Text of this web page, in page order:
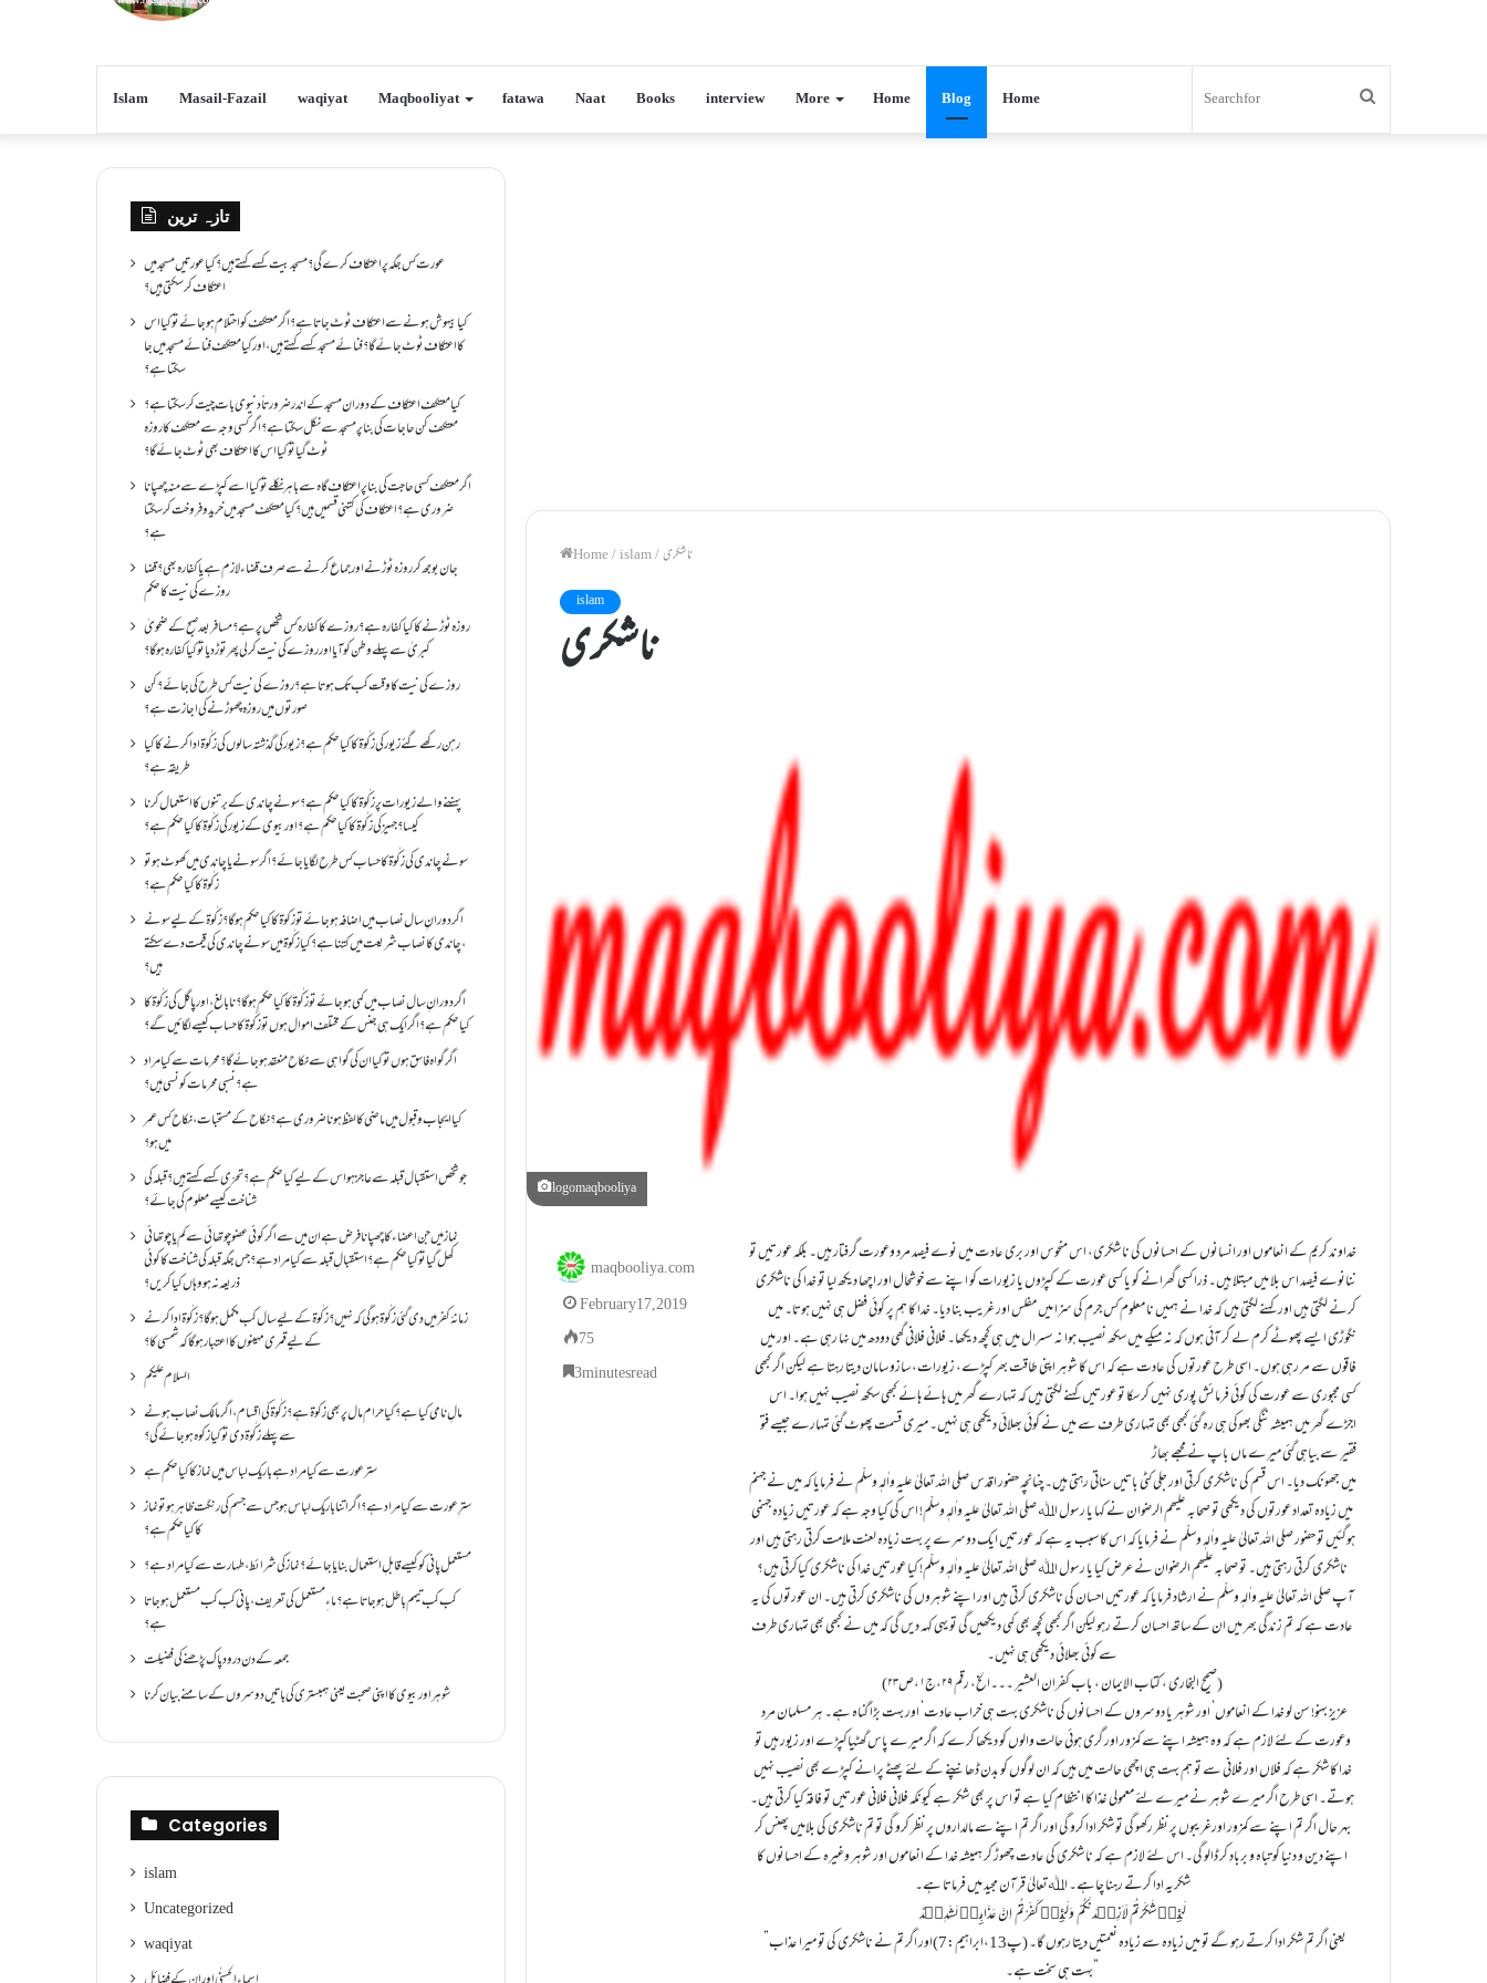
Islam Masail-Fazail waqiyat Maqbooliyat fatawa Naat Books interview More Home Blog Home
Home/islam/ناشکری
islam
ناشکری
logomaqbooliya
خداوند کریم کے انعاموں اور انسانوں کے احسانوں کی نا شکری، اس منحوس اور بری عادت میں نوے فیصد مرد وعورت گرفتار ہیں۔ بلکہ عورتیں تو
ننانوے فیصد اس بلا میں مبتلا ہیں۔ ذرا کسی گھرانے کو یا کسی عورت کے کپڑوں یا زیورات کو اپنے سے خوشحال اور اچھا دیکھ لیا تو خدا کی ناشکری
کرنے لگتی ہیں اور کہنے لگتی ہیں کہ خدا نے ہمیں نا معلوم کس جرم کی سزا میں مفلس اور غریب بنا دیا۔ خدا کا ہم پر کوئی فضل ہی نہیں ہوتا۔ میں
نگوڑی ایسے پھوٹے کرم لے کر آئی ہوں کہ نہ میکے میں سکھ نصیب ہوا نہ سسرال میں ہی کچھ دیکھا۔ فلانی فلانی گھی دودھ میں نہا رہی ہے۔ اور میں
فاقوں سے مر رہی ہوں۔ اسی طرح عورتوں کی عادت ہے کہ اس کا شوہر اپنی طاقت بھر کپڑے، زیورات، سازو سامان دیتا رہتا ہے لیکن اگر کبھی
کسی مجبوری سے عورت کی کوئی فرمائش پوری نہیں کر سکا تو عورتیں کہنے لگتی ہیں کہ تمہارے گھر میں ہائے ہائے کبھی سکھ نصیب نہیں ہوا۔ اس
اجڑے گھر میں ہمیشہ ننگی بھوکی ہی رہ گئی کبھی بھی تمہاری طرف سے میں نے کوئی بھلائی دیکھی ہی نہیں۔ میری قسمت پھوٹ گئی تمہارے جیسے فتو
فقیر سے بیاہی گئی میرے ماں باپ نے مجھے بھاڑ
میں جھونک دیا۔ اس قسم کی ناشکری کرتی اور جلی کٹی باتیں سناتی رہتی ہیں۔ چنانچہ حضور اقدس صلی اللہ تعالیٰ علیہ واٰلہٖ وسلّم نے فرمایا کہ میں نے جہنم
میں زیادہ تعداد عورتوں کی دیکھی تو صحابہ علیھم الرضوان نے کہا یا رسول اﷲ صلی اللہ تعالیٰ علیہ واٰلہٖ وسلّم! اس کی کیا وجہ ہے کہ عورتیں زیادہ جہنمی
ہوگئیں تو حضور صلی اللہ تعالیٰ علیہ واٰلہٖ وسلّم نے فرمایا کہ اس کا سبب یہ ہے کہ عورتیں ایک دوسرے پر بہت زیادہ لعنت ملامت کرتی رہتی ہیں اور
ناشکری کرتی رہتی ہیں۔ تو صحابہ علیھم الرضوان نے عرض کیا یا رسول اﷲ صلی اللہ تعالیٰ علیہ واٰلہٖ وسلّم! کیا عورتیں خدا کی ناشکری کیاکرتی ہیں؟
آپ صلی اللہ تعالیٰ علیہ واٰلہٖ وسلّم نے ارشاد فرمایا کہ عورتیں احسان کی ناشکری کرتی ہیں اور اپنے شوہروں کی ناشکری کرتی ہیں۔ ان عورتوں کی یہ
عادت ہے کہ تم زندگی بھر میں ان کے ساتھ احسان کرتے رہو لیکن اگر کبھی کچھ بھی کمی دیکھیں گی تو یہی کہہ دیں گی کہ میں نے کبھی بھی تمہاری طرف
سے کوئی بھلائی دیکھی ہی نہیں۔
(صحیح البخاری ، کتاب الایمان ، باب کفران العشیر ۔۔۔الخ، رقم ۲۹،ج۱،ص۲۳)
عزیز بہنو! سن لو خدا کے انعاموں’ اور شوہر یا دوسروں کے احسانوں کی ناشکری بہت ہی خراب عادت’ اور بہت بڑا گناہ ہے۔ ہر مسلمان مرد
وعورت کے لئے لازم ہے کہ وہ ہمیشہ اپنے سے کمزور اور گری ہوئی حالت والوں کو دیکھا کرے کہ اگر میرے پاس گھٹیاکپڑے اور زیور ہیں تو
خدا کا شکر ہے کہ فلاں اور فلانی سے تو ہم بہت ہی اچھی حالت میں ہیں کہ ان لوگوں کو بدن ڈھانپنے کے لئے پھٹے پرانے کپڑے بھی نصیب نہیں
ہوتے۔ اسی طرح اگر میرے شوہر نے میرے لئے معمولی غذا کا انتظام کیا ہے تو اس پر بھی شکر ہے کیونکہ فلانی فلانی عورتیں تو فاقہ کیا کرتی ہیں۔
بہر حال اگر تم اپنے سے کمزور اورغریبوں پر نظر رکھو گی تو شکر ادا کرو گی اور اگر تم اپنے سے مالداروں پر نظر کرو گی تو تم ناشکری کی بلامیں پھنس کر
اپنے دین و دنیا کو تباہ و برباد کر ڈالو گی۔ اس لئے لازم ہے کہ نا شکری کی عادت چھوڑ کر ہمیشہ خدا کے انعاموں اور شوہر وغیرہ کے احسانوں کا
شکریہ ادا کرتے رہنا چاہے۔ اﷲتعالیٰ قرآن مجید میں فرماتا ہے۔
لَئِنۡ شَکَرْتُمْ لَاَزِیۡدَنَّكُمْ وَلَئِنۡ کَفَرْتُمْ اِنَّ عَذَابِیۡ لَشَدِیۡدٌ
maqbooliya.com
February 17, 2019
75
3 minutes read
تازہ ترین
عورت کس جگہ پر اعتکاف کرے گی؟مسجد بیت کسے کہتے ہیں؟کیا عورتیں مسجد میں
اعتکاف کر سکتی ہیں؟
کیا بیہوش ہونے سے اعتکاف ٹوٹ جاتا ہے؟ اگر معتکف کو احتلام ہو جائے تو کیا اس
کا اعتکاف ٹوٹ جائے گا؟فنائے مسجد کسے کہتے ہیں ، اور کیا معتکف فنائے مسجد میں جا
سکتا ہے؟
کیا معتکف اعتکاف کے دوران مسجد کے اندر ضرورتاً دنیوی بات چیت کر سکتا ہے؟
معتکف کن حاجات کی بنا پر مسجد سے نکل سکتا ہے؟ اگر کسی وجہ سے معتکف کا روزہ
ٹوٹ گیا تو کیا اس کا اعتکاف بھی ٹوٹ جائے گا؟
اگر معتکف کسی حاجت کی بنا پر اعتکاف گاہ سے باہر نکلے تو کیا اسے کپڑے سے منہ چھپانا
ضروری ہے؟اعتکاف کی کتنی قسمیں ہیں؟کیا معتکف مسجد میں خرید و فروخت کر سکتا
ہے؟
جان بوجھ کر روزہ ٹوڑنے اور جماع کرنے سے صرف قضاء لازم ہے یا کفارہ بھی؟ قضا
روزے کی نیت کا حکم
روزہ ٹوڑنے کا کیا کفارہ ہے؟روزے کا کفارہ کس شخص پر ہے؟ مسافر بعد صبح کے ضحویٰ
کبریٰ سے پہلے وطن کو آیا اور روزے کی نیت کر لی پھر توڑ دیا تو کیا کفارہ ہو گا؟
روزے کی نیت کا وقت کب تک ہوتا ہے؟ روزے کی نیت کس طرح کی جائے؟ کن
صورتوں میں روزہ چھوڑنے کی اجازت ہے؟
رہن رکھے گئے زیور کی زکٰوۃ کا کیا حکم ہے؟زیور کی گذشتہ سالوں کی زکٰوۃ ادا کرنے کا کیا
طریقہ ہے؟
پہننے والے زیورات پر زکٰوۃ کا کیا حکم ہے؟ سونے چاندی کے برتنوں کا استعمال کرنا
کیسا؟ جہیز کی زکٰوۃ کا کیا حکم ہے؟ اور بیوی کے زیور کی زکٰوۃ کا کیا حکم ہے؟
سونے چاندی کی زکٰوۃ کا حساب کس طرح لگایا جائے؟ اگر سونے یا چاندی میں کھوٹ ہو تو
زکٰوۃ کا کیا حکم ہے؟
اگر دورانِ سال نصاب میں اضافہ ہو جائے تو زکوۃ کا کیا حکم ہو گا؟ زکٰوۃ کے لیے سونے
،چاندی کا نصاب شریعت میں کتنا ہے؟ کیا زکٰوۃ میں سونے چاندی کی قیمت دے سکتے
ہیں؟
اگر دورانِ سال نصاب میں کمی ہو جائے تو زکٰوۃ کا کیا حکم ہو گا؟ نا بالغ ، اور پاگل کی زکٰوۃ کا
کیا حکم ہے؟ اگر ایک ہی جنس کے مختلف اموال ہوں تو زکٰوۃ کا حساب کیسے لگائیں گے؟
اگر گواہ فاسق ہوں تو کیا ان کی گواہی سے نکاح منعقد ہو جائے گا؟ محرمات سے کیا مراد
ہے؟ نسبی محرمات کونسی ہیں؟
کیا ایجاب و قبول میں ماضی کا لفظ ہونا ضروری ہے؟ نکاح کے مستحبات، نکاح کس عمر
میں ہو؟
جو شخص استقبال قبلہ سے عاجز ہو اس کے لیے کیا حکم ہے؟ تحرّی کسے کہتے ہیں؟ قبلہ کی
شناخت کیسے معلوم کی جائے؟
نماز میں جن اعضاء کا چھپانا فرض ہے ان میں سے اگر کوئی عضو چوتھائی سے کم یا چوتھائی
کھل گیا تو کیا حکم ہے؟استقبالِ قبلہ سے کیا مراد ہے؟جس جگہ قبلہ کی شناخت کا کوئی
ذریعہ نہ ہو وہاں کیا کریں؟
زمانۂ کفر میں دی گئی زکٰوۃ ہو گی کہ نہیں؟زکٰوۃ کے لیے سال کب مکمل ہو گا؟زکٰوۃ ادا کرنے
کے لیے قمری مہینوں کا اعتبار ہو گا کہ شمسی کا؟
السلام علیکم
مالِ نامی کیا ہے؟ کیا حرام مال پر بھی زکوۃ ہے؟ زکٰوۃ کی اقسام ،اگر مالک نصاب ہونے
سے پہلے زکٰوۃ دی تو کیا زکوه ہو جائےگی؟
ستر عورت سے کیا مراد ہے باریک لباس میں نماز کا کیا حکم ہے
سترِ عورت سے کیا مراد ہے؟اگر اتنا باریک لباس ہو جس سے جسم کی رنگت ظاہر ہو تو نماز
کا کیا حکم ہے؟
مستعمل پانی کو کیسے قابلِ استعمال بنایا جائے؟ نماز کی شرائط ،طہارت سے کیا مراد ہے؟
کب کب تیمم باطل ہو جاتا ہے؟ ماءِ مستعمل کی تعریف ،پانی کب کب مستعمل ہو جاتا
ہے؟
جمعہ کے دن درود پاک پڑھنے کی فضیلت
شوہر اور بیوی کا اپنی صحبت یعنی ہمبستری کی باتیں دوسروں کے سامنے بیان کرنا
Categories
islam
Uncategorized
waqiyat